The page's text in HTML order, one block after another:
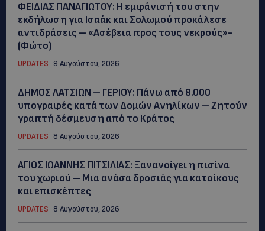
ΦΕΙΔΙΑΣ ΠΑΝΑΓΙΩΤΟΥ: Η εμφάνισή του στην
εκδήλωση για Ισαάκ και Σολωμού προκάλεσε
αντιδράσεις – «Ασέβεια προς τους νεκρούς»-
(Φώτο)
UPDATES 9 Αυγούστου, 2026
ΔΗΜΟΣ ΛΑΤΣΙΩΝ – ΓΕΡΙΟΥ: Πάνω από 8.000
υπογραφές κατά των Δομών Ανηλίκων – Ζητούν
γραπτή δέσμευση από το Κράτος
UPDATES 8 Αυγούστου, 2026
ΑΓΙΟΣ ΙΩΑΝΝΗΣ ΠΙΤΣΙΛΙΑΣ: Ξανανοίγει η πισίνα
του χωριού – Μια ανάσα δροσιάς για κατοίκους
και επισκέπτες
UPDATES 8 Αυγούστου, 2026